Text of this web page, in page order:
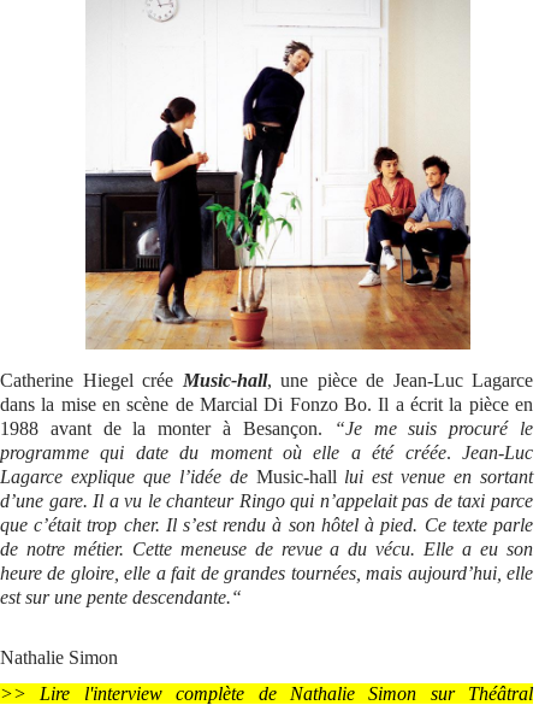
Catherine Hiegel crée Music-hall, une pièce de Jean-Luc Lagarce
dans la mise en scène de Marcial Di Fonzo Bo. Il a écrit la pièce en
1988 avant de la monter à Besançon. “Je me suis procuré le
programme qui date du moment où elle a été créée. Jean-Luc
Lagarce explique que l’idée de Music-hall lui est venue en sortant
d’une gare. Il a vu le chanteur Ringo qui n’appelait pas de taxi parce
que c’était trop cher. Il s’est rendu à son hôtel à pied. Ce texte parle
de notre métier. Cette meneuse de revue a du vécu. Elle a eu son
heure de gloire, elle a fait de grandes tournées, mais aujourd’hui, elle
est sur une pente descendante.“
Nathalie Simon
>> Lire l'interview complète de Nathalie Simon sur Théâtral